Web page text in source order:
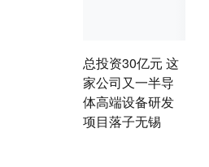
总投资30亿元 这
家公司又一半导
体高端设备研发
项目落子无锡